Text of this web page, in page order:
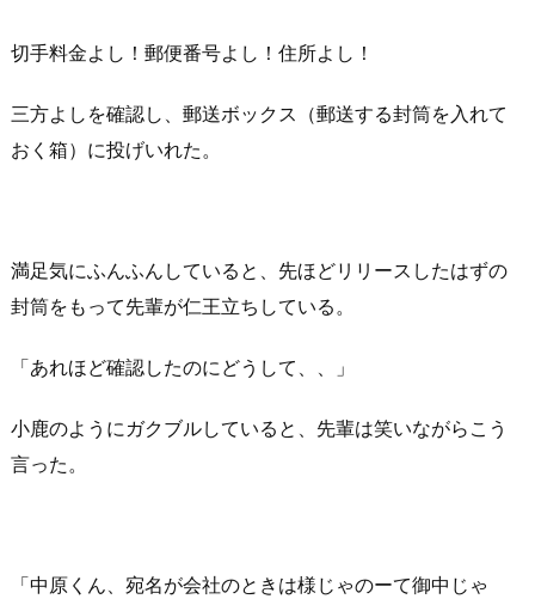
切手料金よし！郵便番号よし！住所よし！
三方よしを確認し、郵送ボックス（郵送する封筒を入れて
おく箱）に投げいれた。
満足気にふんふんしていると、先ほどリリースしたはずの
封筒をもって先輩が仁王立ちしている。
「あれほど確認したのにどうして、、」
小鹿のようにガクブルしていると、先輩は笑いながらこう
言った。
「中原くん、宛名が会社のときは様じゃのーて御中じゃ